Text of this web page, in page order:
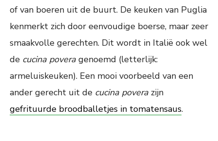
of van boeren uit de buurt. De keuken van Puglia
kenmerkt zich door eenvoudige boerse, maar zeer
smaakvolle gerechten. Dit wordt in Italië ook wel
de cucina povera genoemd (letterlijk:
armeluiskeuken). Een mooi voorbeeld van een
ander gerecht uit de cucina povera zijn
gefrituurde broodballetjes in tomatensaus.